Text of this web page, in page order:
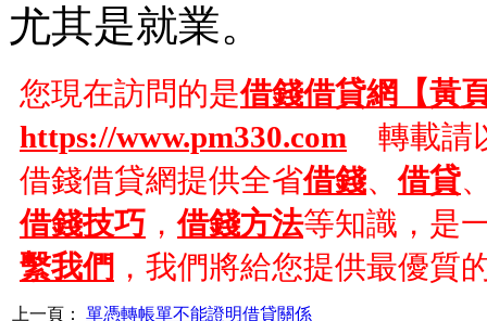
尤其是就業。
您現在訪問的是借錢借貸網【黃
https://www.pm330.com 轉載請
借錢借貸網提供全省借錢、借貸
借錢技巧 ，借錢方法等知識，是
繫我們 ，我們將給您提供最優質
上一頁： 單憑轉帳單不能證明借貸關係